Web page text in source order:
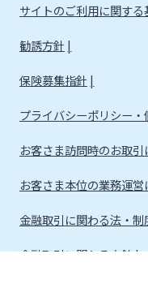
サイトのご利用に関する
勧誘方針
保険募集指針
プライバシーポリシー
お客さま訪問時のお取引
お客さま本位の業務運営
金融取引に関わる法・制
金融取引に関わる方針